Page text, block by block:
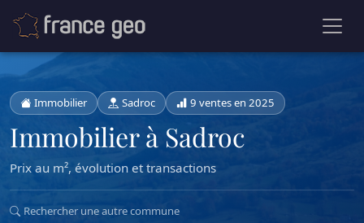
Immobilier Sadroc 9 ventes en 2025
Immobilier à Sadroc
Prix au m², évolution et transactions
Rechercher une autre commune